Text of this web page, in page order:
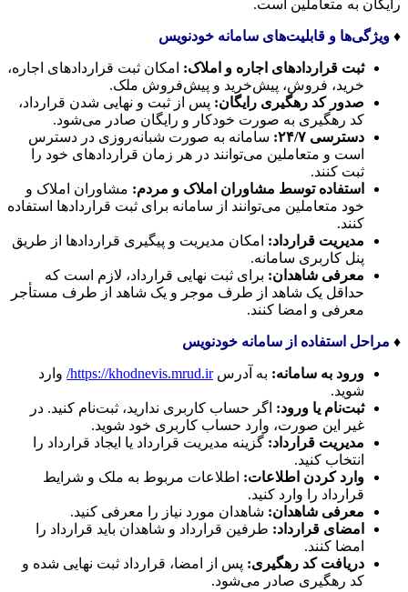
رایگان به متعاملین است.
♦️ ویژگی‌ها و قابلیت‌های سامانه خودنویس
ثبت قراردادهای اجاره و املاک: امکان ثبت قراردادهای اجاره،
خرید، فروش، پیش‌خرید و پیش‌فروش ملک.
صدور کد رهگیری رایگان: پس از ثبت و نهایی شدن قرارداد،
کد رهگیری به صورت خودکار و رایگان صادر می‌شود.
دسترسی ۲۴/۷
: سامانه به صورت شبانه‌روزی در دسترس
است و متعاملین می‌توانند در هر زمان قراردادهای خود را
ثبت کنند.
استفاده توسط مشاوران املاک و مردم: مشاوران املاک و
خود متعاملین می‌توانند از سامانه برای ثبت قراردادها استفاده
کنند.
مدیریت قرارداد: امکان مدیریت و پیگیری قراردادها از طریق
پنل کاربری سامانه.
معرفی شاهدان: برای ثبت نهایی قرارداد، لازم است که
حداقل یک شاهد از طرف موجر و یک شاهد از طرف مستأجر
معرفی و امضا کنند.
♦️ مراحل استفاده از سامانه خودنویس
ورود به سامانه: به آدرسhttps://khodnevis.mrud.ir/ وارد
شوید.
ثبت‌نام یا ورود: اگر حساب کاربری ندارید، ثبت‌نام کنید. در
غیر این صورت، وارد حساب کاربری خود شوید.
مدیریت قرارداد: گزینه مدیریت قرارداد یا ایجاد قرارداد را
انتخاب کنید.
وارد کردن اطلاعات: اطلاعات مربوط به ملک و شرایط
قرارداد را وارد کنید.
معرفی شاهدان: شاهدان مورد نیاز را معرفی کنید.
امضای قرارداد: طرفین قرارداد و شاهدان باید قرارداد را
امضا کنند.
دریافت کد رهگیری: پس از امضا، قرارداد ثبت نهایی شده و
کد رهگیری صادر می‌شود.